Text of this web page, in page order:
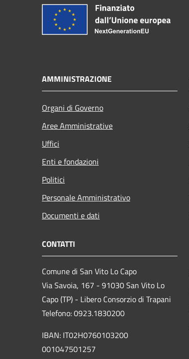
AMMINISTRAZIONE
Organi di Governo
Aree Amministrative
Uffici
Enti e fondazioni
Politici
Personale Amministrativo
Documenti e dati
CONTATTI
Comune di San Vito Lo Capo
Via Savoia, 167 - 91030 San Vito Lo
Capo (TP) - Libero Consorzio di Trapani
Telefono: 0923.1830200
IBAN: IT02H0760103200
001047501257